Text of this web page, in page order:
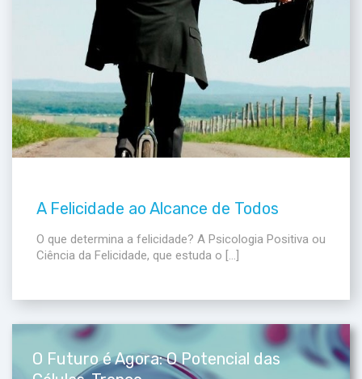
A Felicidade ao Alcance de Todos
O que determina a felicidade? A Psicologia Positiva ou
Ciência da Felicidade, que estuda o […]
O Futuro é Agora: O Potencial das